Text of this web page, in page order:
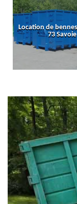
Location de
73 Savoie